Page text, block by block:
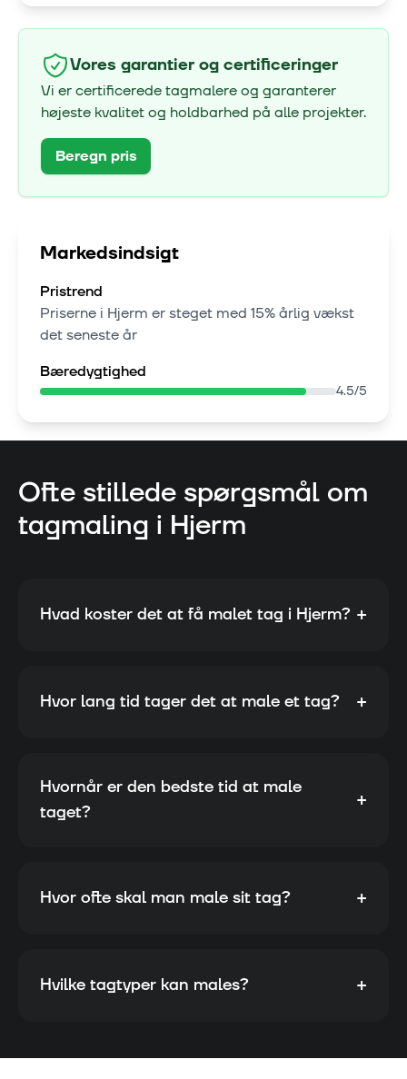
Vores garantier og certificeringer
Vi er certificerede tagmalere og garanterer
højeste kvalitet og holdbarhed på alle projekter.
Beregn pris
Markedsindsigt
Pristrend
Priserne i Hjerm er steget med 15% årlig vækst
det seneste år
Bæredygtighed
4.5/5
Ofte stillede spørgsmål om
tagmaling i Hjerm
Hvad koster det at få malet tag i Hjerm? +
Hvor lang tid tager det at male et tag? +
Hvornår er den bedste tid at male
taget?
+
Hvor ofte skal man male sit tag? +
Hvilke tagtyper kan males? +